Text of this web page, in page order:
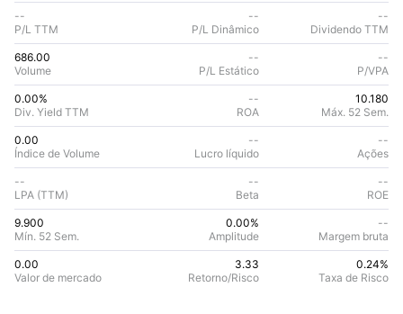
--
P/L TTM
--
P/L Dinâmico
--
Dividendo TTM
686.00
Volume
--
P/L Estático
--
P/VPA
0.00%
Div. Yield TTM
--
ROA
10.180
Máx. 52 Sem.
0.00
Índice de Volume
--
Lucro líquido
--
Ações
--
LPA (TTM)
--
Beta
--
ROE
9.900
Mín. 52 Sem.
0.00%
Amplitude
--
Margem bruta
0.00
Valor de mercado
3.33
Retorno/Risco
0.24%
Taxa de Risco